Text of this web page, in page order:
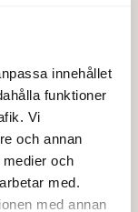
innehållet
funktioner
Vi
och annan
och
med.
med annan